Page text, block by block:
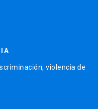
violencia de